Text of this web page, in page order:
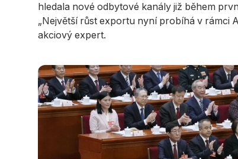
hledala nové odbytové kanály již během
„Největší růst exportu nyní probíhá v rámci
akciový expert.